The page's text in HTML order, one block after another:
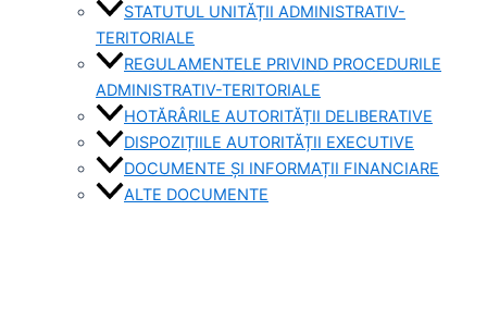
STATUTUL UNITĂȚII ADMINISTRATIV-
TERITORIALE
REGULAMENTELE PRIVIND PROCEDURILE
ADMINISTRATIV-TERITORIALE
HOTĂRÂRILE AUTORITĂȚII DELIBERATIVE
DISPOZIȚIILE AUTORITĂȚII EXECUTIVE
DOCUMENTE ȘI INFORMAȚII FINANCIARE
ALTE DOCUMENTE